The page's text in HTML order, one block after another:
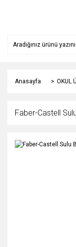
Anasayfa OKUL
Faber-Castell